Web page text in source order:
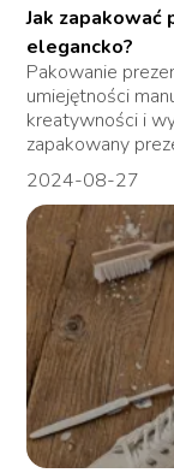
Jak zapakować
elegancko?
Pakowanie
umiejętności
kreatywności i
zapakowany
2024-08-27